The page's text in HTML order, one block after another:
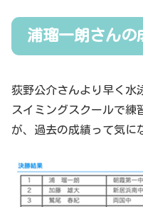
浦瑠一朗さんの
荻野公介さんより早く水
スイミングスクールで練
が、過去の成績って気に